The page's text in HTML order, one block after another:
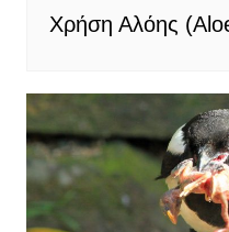
Χρήση Αλόης